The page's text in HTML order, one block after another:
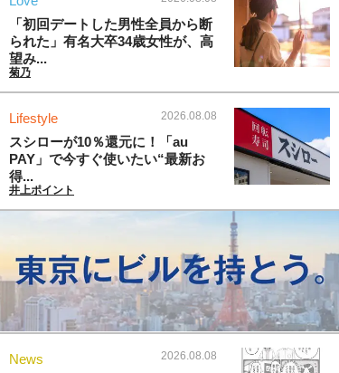
「初回デートした男性全員から断
られた」有名大卒34歳女性が、高
望み...
菊乃
Lifestyle 2026.08.08
スシローが10％還元に！「au
PAY」で今すぐ使いたい“最新お
得...
井上ポイント
News 2026.08.08